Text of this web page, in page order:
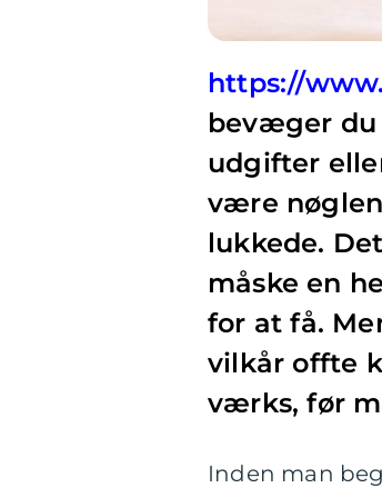
https://
bevæger du
udgifter
være
lukkede.
måske en
for at få.
vilkår offte
værks, før
Inden man